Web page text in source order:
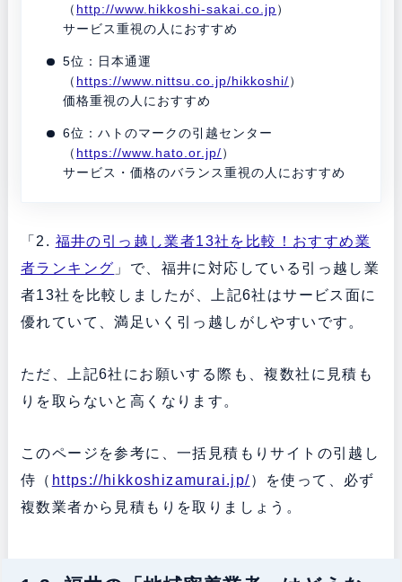
（ http://www.hikkoshi-sakai.co.jp）
サービス重視の人におすすめ
5位：日本通運
（ https://www.nittsu.co.jp/hikkoshi/）
価格重視の人におすすめ
6位：ハトのマークの引越センター
（ https://www.hato.or.jp/）
サービス・価格のバランス重視の人におすすめ
「2. 福井の引っ越し業者13社を比較！おすすめ業
者ランキング 」で、福井に対応している引っ越し業
者13社を比較しましたが、上記6社はサービス面に
優れていて、満足いく引っ越しがしやすいです。
ただ、上記6社にお願いする際も、複数社に見積も
りを取らないと高くなります。
このページを参考に、一括見積もりサイトの引越し
侍（ https://hikkoshizamurai.jp/）を使って、必ず
複数業者から見積もりを取りましょう。